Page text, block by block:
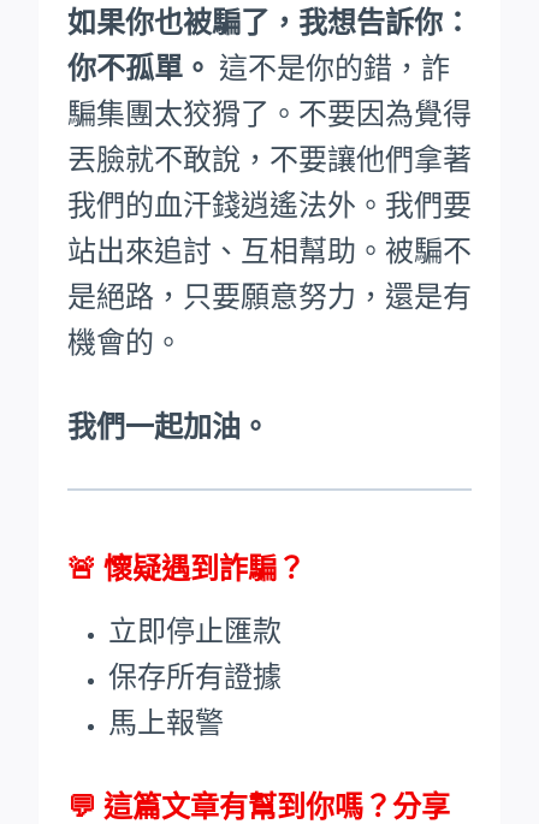
如果你也被騙了，我想告訴你：
你不孤單。 這不是你的錯，詐
騙集團太狡猾了。不要因為覺得
丟臉就不敢說，不要讓他們拿著
我們的血汗錢逍遙法外。 我們要
站出來追討、互相幫助。被騙不
是絕路，只要願意努力，還是有
機會的。
我們一起加油。
🚨 懷疑遇到詐騙？
立即停止匯款
保存所有證據
馬上報警
💬 這篇文章有幫到你嗎？分享